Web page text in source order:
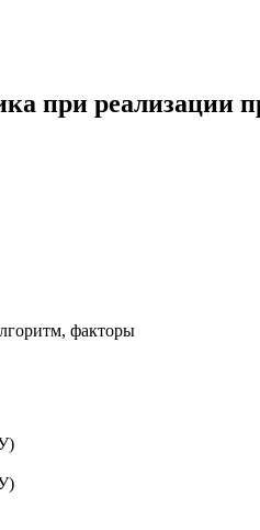
при реализации
факторы